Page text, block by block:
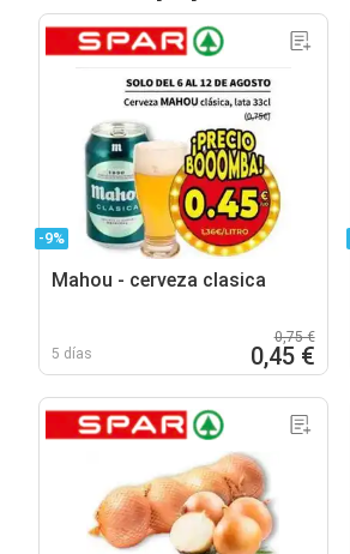
-9%
Mahou - cerveza clasica
5 días
0,75 €
0,45 €